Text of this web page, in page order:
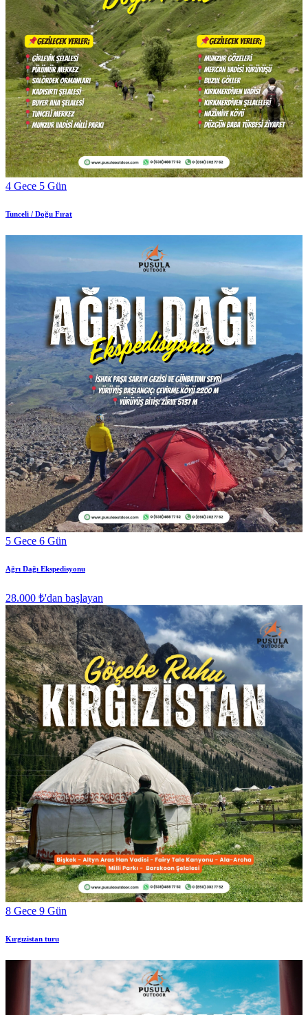
4 Gece 5 Gün
Tunceli / Doğu Fırat
5 Gece 6 Gün
Ağrı Dağı Ekspedisyonu
28.000 ₺'dan başlayan
8 Gece 9 Gün
Kırgızistan turu